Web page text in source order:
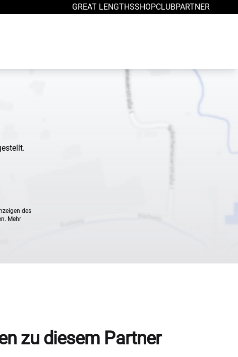
GREAT LENGTHSSHOPCLUBPARTNER
des
Mehr
zu diesem Partner